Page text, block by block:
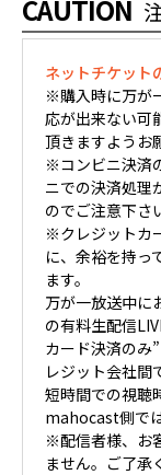
CAUTION
ネットチケット
※購入時に万が
応が出来ない可
頂きますようお
※コンビニ決済
ニでの決済処理
のでご注意下さ
※クレジットカ
に、余裕を持っ
ます。
万が一放送中に
の有料生配信
カード決済のみ
レジット会社間
短時間での視聴
mahocast側で
※配信者様、お
ません。ご了承